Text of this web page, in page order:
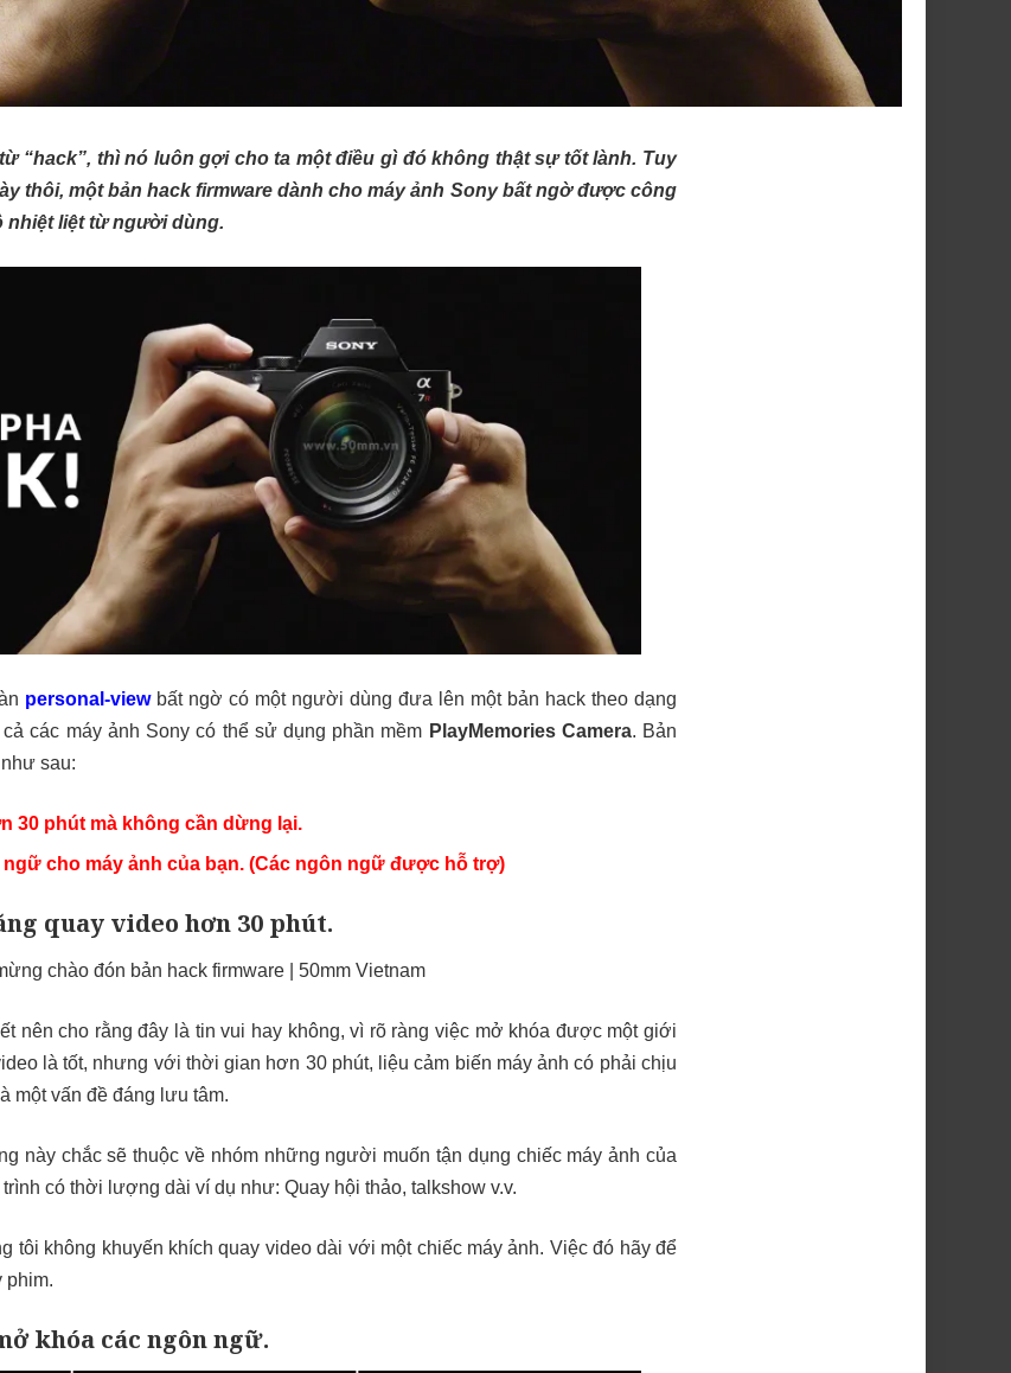
“hack”, thì nó luôn gợi cho ta một điều gì đó không thật sự tốt lành. Tuy
thôi, một bản hack firmware dành cho máy ảnh Sony bất ngờ được công
nhiệt liệt từ người dùng.
personal-viewbất ngờ có một người dùng đưa lên một bản hack theo dạng
các máy ảnh Sony có thể sử dụng phần mềm PlayMemories Camera. Bản
sau:
30 phút mà không cần dừng lại.
ngữ cho máy ảnh của bạn. (Các ngôn ngữ được hỗ trợ)
quay video hơn 30 phút.
nên cho rằng đây là tin vui hay không, vì rõ ràng việc mở khóa được một giới
là tốt, nhưng với thời gian hơn 30 phút, liệu cảm biến máy ảnh có phải chịu
một vấn đề đáng lưu tâm.
này chắc sẽ thuộc về nhóm những người muốn tận dụng chiếc máy ảnh của
có thời lượng dài ví dụ như: Quay hội thảo, talkshow v.v.
tôi không khuyến khích quay video dài với một chiếc máy ảnh. Việc đó hãy để
phim.
khóa các ngôn ngữ.